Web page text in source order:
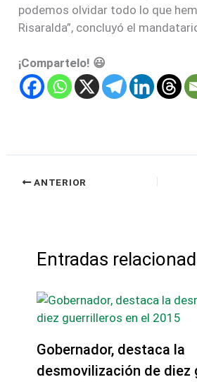
podemos olvidar todo lo que
Risaralda”, concluyó el
¡Compartelo! 😃
ANTERIOR
Entradas
Gobernador, destaca la
desmovilización de diez